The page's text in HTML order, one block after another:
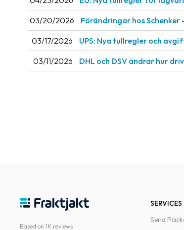
03/20/2026 Förändringar hos
03/17/2026 UPS: Nya tullregler och
03/11/2026 DHL och DSV ändrar hur
Based on 1K reviews
SERVICES
Send